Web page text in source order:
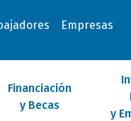
Empresas
Financiación
y Becas
y